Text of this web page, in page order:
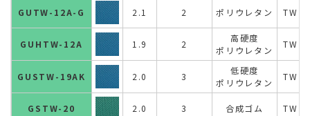
GUTW-12A-G 2.1 2 ポリウレタン TW目
GUHTW-12A 1.9 2
高硬度
ポリウレタン
TW目
GUSTW-19AK 2.0 3
低硬度
ポリウレタン
TW目
GSTW-20 2.0 3 合成ゴム TW目